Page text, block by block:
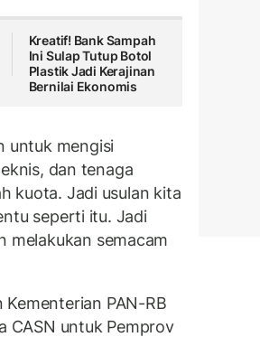
Kreatif! Bank Sampah
Ini Sulap Tutup Botol
Plastik Jadi Kerajinan
Bernilai Ekonomis
untuk mengisi
dan tenaga
kuota. Jadi usulan kita
seperti itu. Jadi
melakukan semacam
PAN-RB
CASN untuk Pemprov